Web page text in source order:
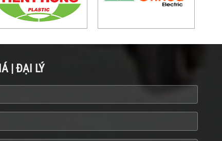
| ĐẠI LÝ